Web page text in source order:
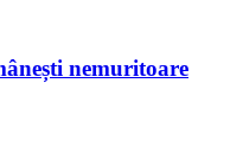
nemuritoare